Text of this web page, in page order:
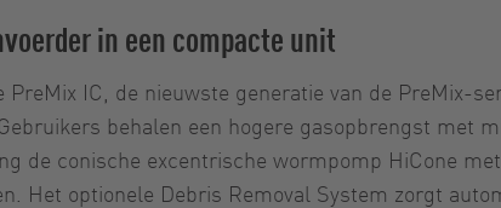
in een compacte unit
IC, de nieuwste generatie van de PreMix-
behalen een hogere gasopbrengst met
de conische excentrische wormpomp HiCone
Het optionele Debris Removal System zorgt